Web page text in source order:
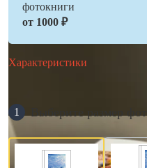
фотокниги
от 1000 ₽
Характеристики
1 Выберите размер